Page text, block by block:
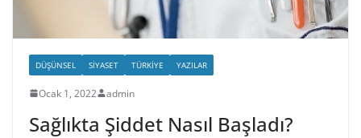
DÜŞÜNSEL SIYASET TÜRKIYE YAZILAR
Ocak 1, 2022 admin
Sağlıkta Şiddet Nasıl Başladı?